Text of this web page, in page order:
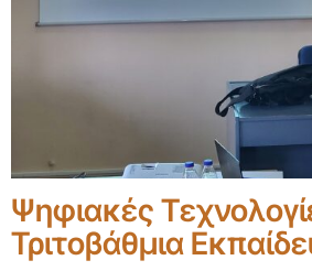
Ψηφιακές
Τριτοβάθμια